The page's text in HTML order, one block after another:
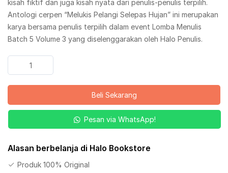
kisah fiktif dan juga kisah nyata dari penulis-penulis terpilih.
Antologi cerpen “Melukis Pelangi Selepas Hujan” ini merupakan
karya bersama penulis terpilih dalam event Lomba Menulis
Batch 5 Volume 3 yang diselenggarakan oleh Halo Penulis.
Kuantitas
Buku
Melukis
Selepas
4
Beli Sekarang
Pesan via WhatsApp!
Alasan berbelanja di Halo Bookstore
Produk 100% Original